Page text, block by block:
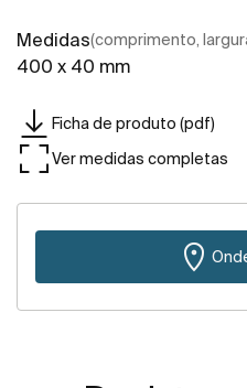
Medidas(comprimento,
400 x 40 mm
Ficha de produto (pdf)
Ver medidas completas